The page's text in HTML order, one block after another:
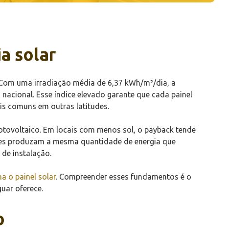
solar
uma irradiação média de 6,37 kWh/m²/dia, a
Esse índice elevado garante que cada painel
comuns em outras latitudes.
Em locais com menos sol, o payback tende
produzam a mesma quantidade de energia que
instalação.
o painel solar. Compreender esses fundamentos é o
oferece.